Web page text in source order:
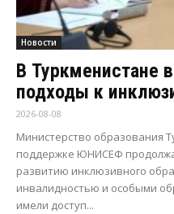
Новости
В Туркменистане
подходы к
2026-08-08
Министерство образования
поддержке ЮНИСЕФ
развитию инклюзивного
инвалидностью и особыми
имели доступ...